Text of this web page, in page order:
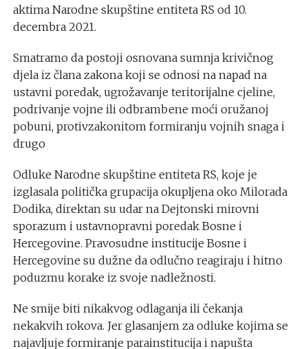
aktima Narodne skupštine entiteta RS od 10.
decembra 2021.
Smatramo da postoji osnovana sumnja krivičnog
djela iz člana zakona koji se odnosi na napad na
ustavni poredak, ugrožavanje teritorijalne cjeline,
podrivanje vojne ili odbrambene moći oružanoj
pobuni, protivzakonitom formiranju vojnih snaga i
drugo
Odluke Narodne skupštine entiteta RS, koje je
izglasala politička grupacija okupljena oko Milorada
Dodika, direktan su udar na Dejtonski mirovni
sporazum i ustavnopravni poredak Bosne i
Hercegovine. Pravosudne institucije Bosne i
Hercegovine su dužne da odlučno reagiraju i hitno
poduzmu korake iz svoje nadležnosti.
Ne smije biti nikakvog odlaganja ili čekanja
nekakvih rokova. Jer glasanjem za odluke kojima se
najavljuje formiranje parainstitucija i napušta